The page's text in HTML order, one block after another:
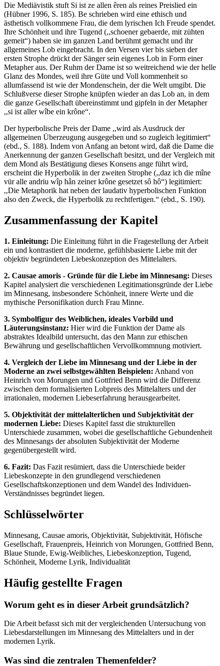
Die Mediävistik stuft Si ist ze allen êren als reines Preislied ein
(Hübner 1996, S. 185). Be schrieben wird eine ethisch und
ästhetisch vollkommene Frau, die dem lyrischen Ich Freude spendet.
Ihre Schönheit und ihre Tugend (,,schoener gebaerde, mit zühten
gemeit“) haben sie im ganzen Land berühmt gemacht und ihr
allgemeines Lob eingebracht. In den Versen vier bis sieben der
ersten Strophe drückt der Sänger sein eigenes Lob in Form einer
Metapher aus. Der Ruhm der Dame ist so weitreichend wie der helle
Glanz des Mondes, weil ihre Güte und Voll kommenheit so
allumfassend ist wie der Mondenschein, der die Welt umgibt. Die
Schlußverse dieser Strophe knüpfen wieder an das Lob an, in dem
die ganze Gesellschaft übereinstimmt und gipfeln in der Metapher
,,si ist aller wîbe ein krône“.
Der hyperbolische Preis der Dame ,,wird als Ausdruck der
allgemeinen Überzeugung ausgegeben und so zugleich legitimiert“
(ebd., S. 188). Indem von Anfang an betont wird, daß die Dame die
Anerkennung der ganzen Gesellschaft besitzt, und der Vergleich mit
dem Mond als Bestätigung dieses Konsens ange führt wird,
erscheint die Hyperbolik in der zweiten Strophe (,,daz ich die mîne
vür alle andriu wîp hân zeiner krône gesetzet sô hô“) legitimiert:
,,Die Metaphorik hat neben der laudativ hyperbolischen Funktion
also den Zweck, die Hyperbolik zu rechtfertigen.“ (ebd., S. 190).
Zusammenfassung der Kapitel
1. Einleitung: Die Einleitung führt in die Fragestellung der Arbeit
ein und kontrastiert die moderne, gefühlsbasierte Liebe mit der
objektiv begründeten Liebeskonzeption des Mittelalters.
2. Causae amoris - Gründe für die Liebe im Minnesang: Dieses
Kapitel analysiert die verschiedenen Legitimationsgründe der Liebe
im Minnesang, insbesondere Schönheit, innere Werte und die
mythische Personifikation durch Frau Minne.
3. Symbolfigur des Weiblichen, ideales Vorbild und
Läuterungsinstanz: Hier wird die Funktion der Dame als
abstraktes Idealbild untersucht, das den Mann zur ethischen
Bewährung und gesellschaftlichen Vervollkommnung motiviert.
4. Vergleich der Liebe im Minnesang und der Liebe in der
Moderne an zwei selbstgewählten Beispielen: Anhand von
Heinrich von Morungen und Gottfried Benn wird die Differenz
zwischen dem formalisierten Lobpreis des Mittelalters und der
irrationalen, modernen Liebeserfahrung herausgearbeitet.
5. Objektivität der mittelalterlichen und Subjektivität der
modernen Liebe: Dieses Kapitel fasst die strukturellen
Unterschiede zusammen, wobei die gesellschaftliche Gebundenheit
des Minnesangs der absoluten Subjektivität der Moderne
gegenübergestellt wird.
6. Fazit: Das Fazit resümiert, dass die Unterschiede beider
Liebeskonzepte in den grundlegend verschiedenen
Gesellschaftskonzeptionen und dem Wandel des Individuen-
Verständnisses begründet liegen.
Schlüsselwörter
Minnesang, Causae amoris, Objektivität, Subjektivität, Höfische
Gesellschaft, Frauenpreis, Heinrich von Morungen, Gottfried Benn,
Blaue Stunde, Ewig-Weibliches, Liebeskonzeption, Tugend,
Schönheit, Moderne Lyrik, Individualität
Häufig gestellte Fragen
Worum geht es in dieser Arbeit grundsätzlich?
Die Arbeit befasst sich mit der vergleichenden Untersuchung von
Liebesdarstellungen im Minnesang des Mittelalters und in der
modernen Lyrik.
Was sind die zentralen Themenfelder?